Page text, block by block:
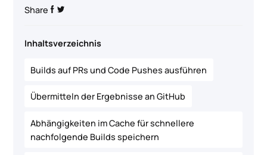
Share
Inhaltsverzeichnis
Builds auf PRs und Code Pushes ausführen
Übermitteln der Ergebnisse an GitHub
Abhängigkeiten im Cache für schnellere
nachfolgende Builds speichern